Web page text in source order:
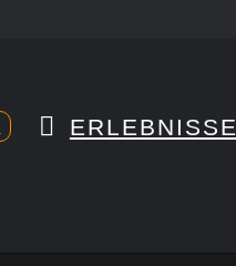
ERLEBNISSE